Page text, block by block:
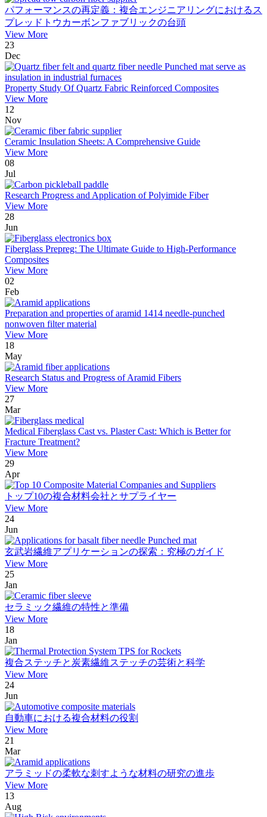
パフォーマンスの再定義：複合エンジニアリングにおけるス
プレッドトウカーボンファブリックの台頭
View More
23
Dec
Property Study Of Quartz Fabric Reinforced Composites
View More
12
Nov
Ceramic Insulation Sheets: A Comprehensive Guide
View More
08
Jul
Research Progress and Application of Polyimide Fiber
View More
28
Jun
Fiberglass Prepreg: The Ultimate Guide to High-Performance
Composites
View More
02
Feb
Preparation and properties of aramid 1414 needle-punched
nonwoven filter material
View More
18
May
Research Status and Progress of Aramid Fibers
View More
27
Mar
Medical Fiberglass Cast vs. Plaster Cast: Which is Better for
Fracture Treatment?
View More
29
Apr
トップ10の複合材料会社とサプライヤー
View More
24
Jun
玄武岩繊維アプリケーションの探索：究極のガイド
View More
25
Jan
セラミック繊維の特性と準備
View More
18
Jan
複合ステッチと炭素繊維ステッチの芸術と科学
View More
24
Jun
自動車における複合材料の役割
View More
21
Mar
アラミッドの柔軟な刺すような材料の研究の進歩
View More
13
Aug